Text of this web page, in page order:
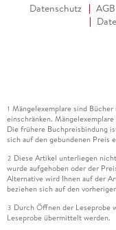
Datenschutz AGB
1 Mängelexemplare sind
einschränken.
Die frühere Buchpreisbindung
sich auf den gebundenen Preis
2 Diese Artikel unterliegen
wurde aufgehoben oder der
Alternative wird Ihnen auf der
beziehen sich auf den
3 Durch Öffnen der Leseprobe
Leseprobe übermittelt werden.